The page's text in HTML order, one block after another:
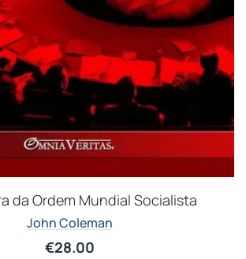
da Ordem Mundial Socialista
John Coleman
€28.00